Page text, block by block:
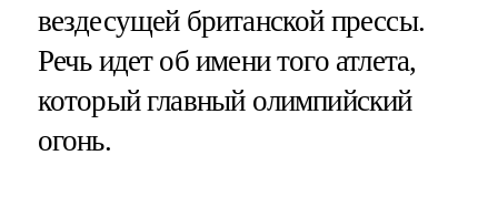
вездесущей британской прессы.
Речь идет об имени того атлета,
который главный олимпийский
огонь.